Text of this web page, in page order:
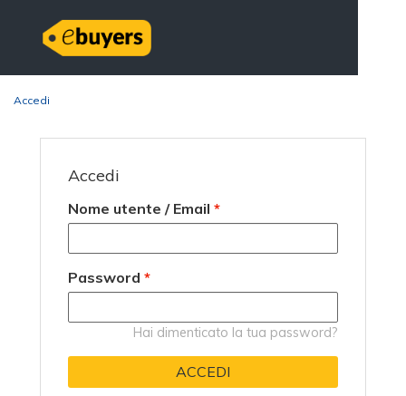
Accedi
Accedi
Nome utente / Email *
Password *
Hai dimenticato la tua password?
ACCEDI